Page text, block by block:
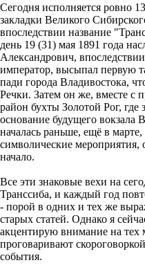
Сегодня исполняется ровно
закладки Великого
впоследствии название
день 19 (31) мая 1891 года
Александрович,
император, высыпал первую
пади города Владивостока,
Речки. Затем он же, вместе с
район бухты Золотой Рог, где
основание будущего вокзала
началась раньше, ещё в
символические
начало.
Все эти знаковые вехи на
Транссиба, и каждый год
- порой в одних и тех же
старых статей. Однако я
акцентирую внимание на тех
проговаривают
события.